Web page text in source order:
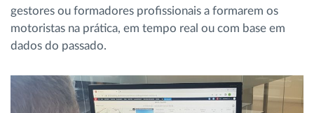
atividade da frota
gestores ou formadores profissionais a formarem os
motoristas na prática, em tempo real ou com base em
dados do passado.